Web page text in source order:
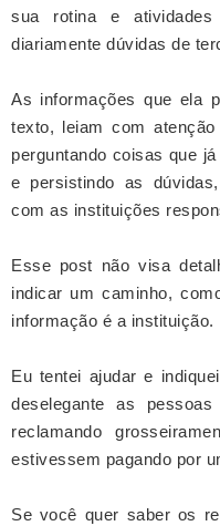
sua rotina e
diariamente dúvidas de
As informações que ela
texto, leiam com
perguntando coisas que
e persistindo as
com as instituições
Esse post não visa
indicar um caminho,
informação é a instituição.
Eu tentei ajudar e
deselegante as
reclamando
estivessem pagando por
Se você quer saber os